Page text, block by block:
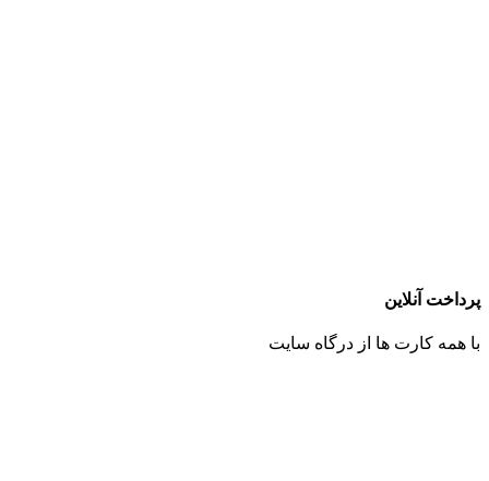
پرداخت آنلاین
با همه کارت ها از درگاه سایت